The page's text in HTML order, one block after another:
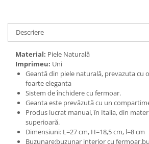
Descriere
Material: Piele Naturală
Imprimeu: Uni
Geantă din piele naturală, prevazuta cu
foarte eleganta
Sistem de închidere cu fermoar.
Geanta este prevăzută cu un
Produs lucrat manual, în Italia, din
superioară.
Dimensiuni: L=27 cm, H=18,5 cm, l=8 cm
Buzunare:buzunar interior cu